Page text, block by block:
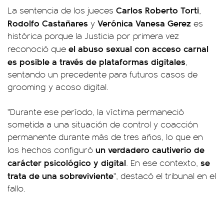
La sentencia de los jueces Carlos Roberto Torti,
Rodolfo Castañares y Verónica Vanesa Gerez es
histórica porque la Justicia por primera vez
reconoció que el abuso sexual con acceso carnal
es posible a través de plataformas digitales,
sentando un precedente para futuros casos de
grooming y acoso digital.
"Durante ese período, la víctima permaneció
sometida a una situación de control y coacción
permanente durante más de tres años, lo que en
los hechos configuró un verdadero cautiverio de
carácter psicológico y digital. En ese contexto, se
trata de una sobreviviente", destacó el tribunal en el
fallo.